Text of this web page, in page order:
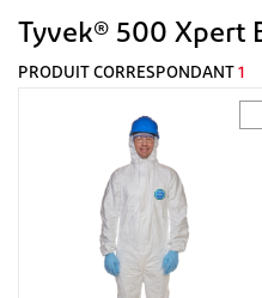
Tyvek® 500 Xpert
PRODUIT CORRESPONDANT 1